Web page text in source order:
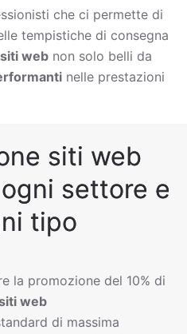
che ci permette di
tempistiche di consegna
web non solo belli da
nelle prestazioni
siti web
settore e
tipo
la promozione del 10% di
web
di massima